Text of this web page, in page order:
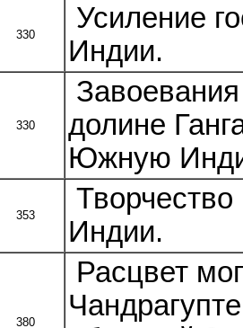
330
Усиление
Индии.
330
долине
Южную
353
Индии.
380
Расцвет